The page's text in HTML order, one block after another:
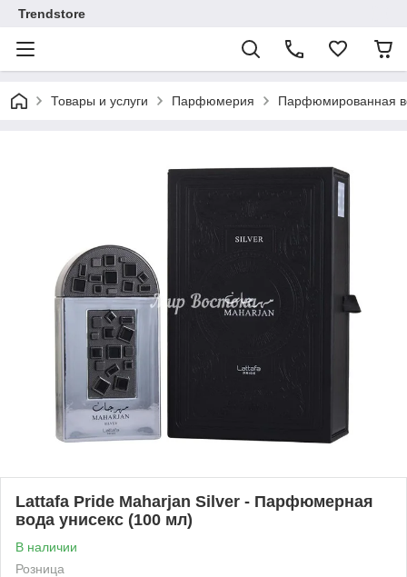
Trendstore
Товары и услуги Парфюмерия Парфюмированная
Lattafa Pride Maharjan Silver - Парфюмерная
вода унисекс (100 мл)
В наличии
Розница